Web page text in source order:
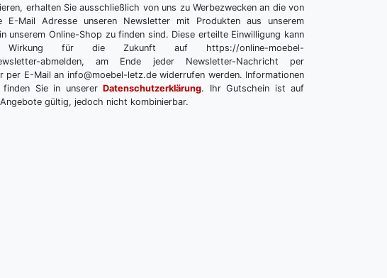
erhalten Sie ausschließlich von uns zu Werbezwecken an die von
E-Mail Adresse unseren Newsletter mit Produkten aus unserem
unserem Online-Shop zu finden sind. Diese erteilte Einwilligung kann
für die Zukunft auf https://online-moebel-
abmelden, am Ende jeder Newsletter-Nachricht per
per E-Mail an info@moebel-letz.de widerrufen werden. Informationen
finden Sie in unserer Datenschutzerklärung. Ihr Gutschein ist auf
gültig, jedoch nicht kombinierbar.